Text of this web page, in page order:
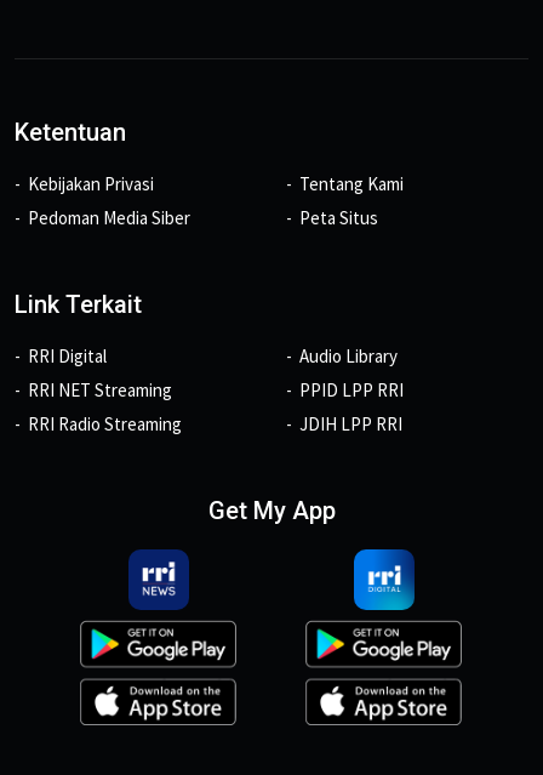
Ketentuan
Kebijakan Privasi
Pedoman Media Siber
Tentang Kami
Peta Situs
Link Terkait
RRI Digital
RRI NET Streaming
RRI Radio Streaming
Audio Library
PPID LPP RRI
JDIH LPP RRI
Get My App